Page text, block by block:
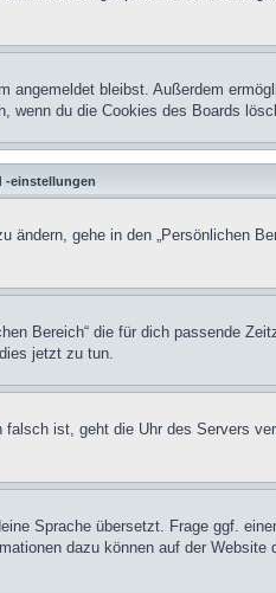
bleibst. Außerdem
wenn du die Cookies des Boards
-einstellungen
gehe in den „Persönlichen
Bereich“ die für dich passende
jetzt zu tun.
ist, geht die Uhr des Servers
Sprache übersetzt. Frage ggf.
dazu können auf der